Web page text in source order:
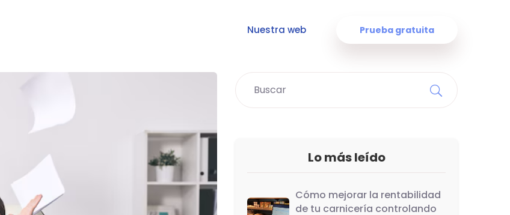
Nuestra web Prueba gratuita
Lo más leído
Cómo mejorar la rentabilidad
de tu carnicería controlando